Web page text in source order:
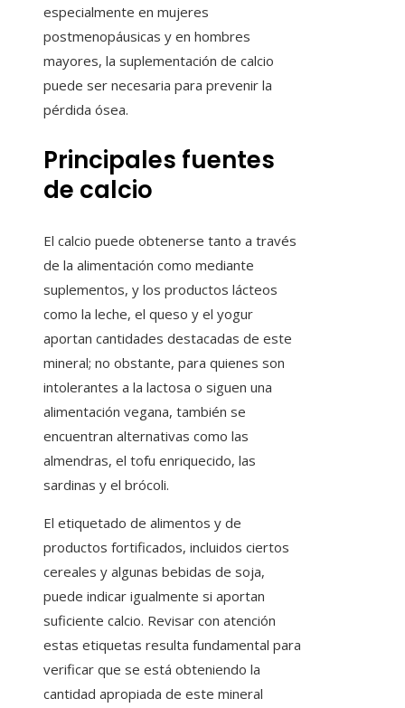
especialmente en mujeres
postmenopáusicas y en hombres
mayores, la suplementación de calcio
puede ser necesaria para prevenir la
pérdida ósea.
Principales fuentes
de calcio
El calcio puede obtenerse tanto a través
de la alimentación como mediante
suplementos, y los productos lácteos
como la leche, el queso y el yogur
aportan cantidades destacadas de este
mineral; no obstante, para quienes son
intolerantes a la lactosa o siguen una
alimentación vegana, también se
encuentran alternativas como las
almendras, el tofu enriquecido, las
sardinas y el brócoli.
El etiquetado de alimentos y de
productos fortificados, incluidos ciertos
cereales y algunas bebidas de soja,
puede indicar igualmente si aportan
suficiente calcio. Revisar con atención
estas etiquetas resulta fundamental para
verificar que se está obteniendo la
cantidad apropiada de este mineral